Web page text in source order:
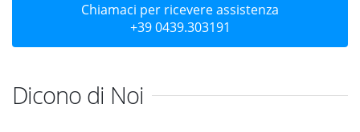
Chiamaci per ricevere assistenza
+39 0439.303191
Dicono di Noi